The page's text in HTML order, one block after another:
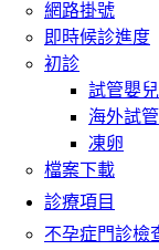
網路掛號
即時候診進度
初診
試管嬰兒
海外試管
凍卵
檔案下載
診療項目
不孕症門診檢